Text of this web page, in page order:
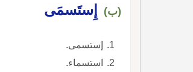
(ب) إِستَسمَى
إستسمى.
استسماء.